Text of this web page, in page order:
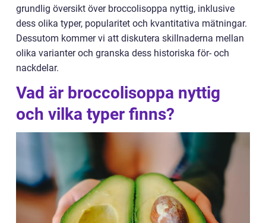
grundlig översikt över broccolisoppa nyttig, inklusive
dess olika typer, popularitet och kvantitativa mätningar.
Dessutom kommer vi att diskutera skillnaderna mellan
olika varianter och granska dess historiska för- och
nackdelar.
Vad är broccolisoppa nyttig
och vilka typer finns?